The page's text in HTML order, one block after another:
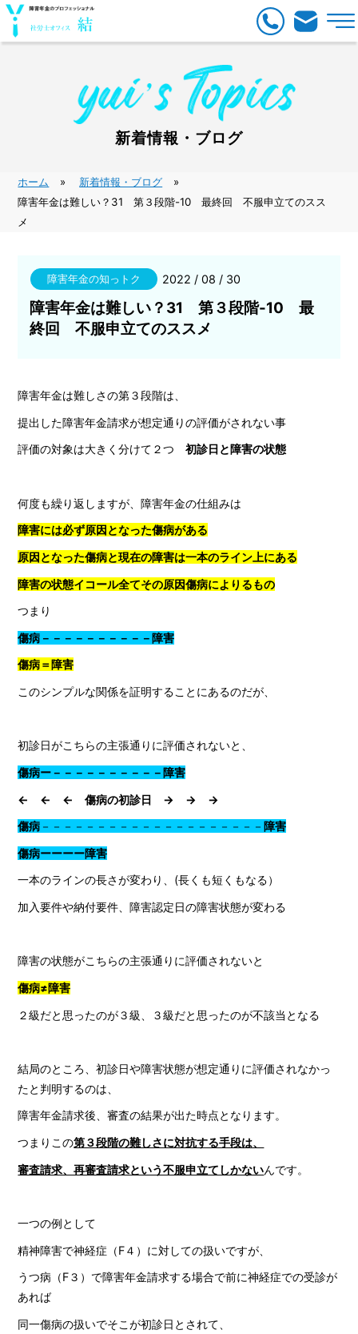
新着情報・ブログ
ホーム
新着情報・ブログ
障害年金は難しい？31 第３段階-10 最終回 不服申立てのスス
メ
障害年金の知っトク 2022 / 08 / 30
障害年金は難しい？31 第３段階-10 最
終回 不服申立てのススメ
障害年金は難しさの第３段階は、
提出した障害年金請求が想定通りの評価がされない事
評価の対象は大きく分けて２つ初診日と障害の状態
何度も繰り返しますが、障害年金の仕組みは
障害には必ず原因となった傷病がある
原因となった傷病と現在の障害は一本のライン上にある
障害の状態イコール全てその原因傷病によりるもの
つまり
傷病－－－－－－－－－－障害
傷病＝障害
このシンプルな関係を証明することにあるのだが、
初診日がこちらの主張通りに評価されないと、
傷病ー－－－－－－－－－－障害
← ← ← 傷病の初診日 → → →
傷病 －－－－－－－－－－－－－－－－－－－－障害
傷病ーーーー障害
一本のラインの長さが変わり、(長くも短くもなる）
加入要件や納付要件、障害認定日の障害状態が変わる
障害の状態がこちらの主張通りに評価されないと
傷病≠障害
２級だと思ったのが３級、３級だと思ったのが不該当となる
結局のところ、初診日や障害状態が想定通りに評価されなかっ
たと判明するのは、
障害年金請求後、審査の結果が出た時点となります。
つまりこの第３段階の難しさに対抗する手段は、
審査請求、再審査請求という不服申立てしかないんです。
一つの例として
精神障害で神経症（F４）に対しての扱いですが、
うつ病（F３）で障害年金請求する場合で前に神経症での受診が
あれば
同一傷病の扱いでそこが初診日とされて、